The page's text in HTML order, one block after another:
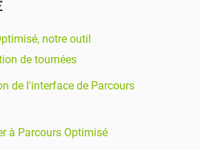
notre outil
de tournées
de l'interface de Parcours
à Parcours Optimisé